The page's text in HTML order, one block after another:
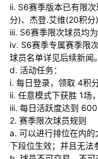
ii. S6赛季版本已有限
分)、杰登.艾维(20积分)
iii. S6赛季限次球员均为
iv. S6赛季专属赛季限
球员名单详见后续新闻。
d. 活动任务：
i. 每日登录，领取 4积
ii. 任意模式下获胜 1场
iii. 每日活跃度达到
2. 赛季限次球员规则
a. 可以进行排位在内的
下段位生效；并且无法